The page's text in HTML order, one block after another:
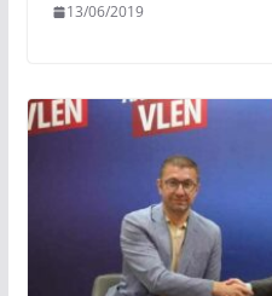
13/06/2019